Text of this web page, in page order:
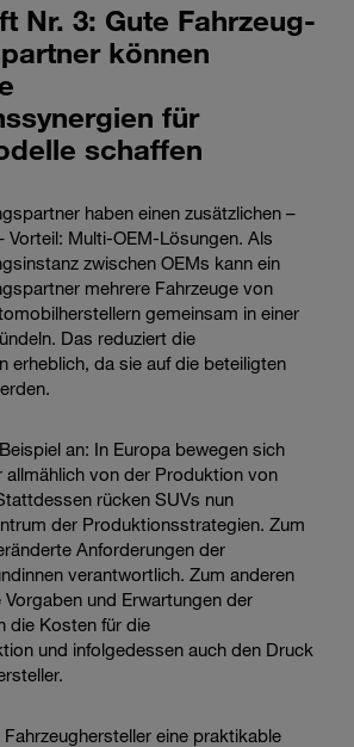
Nr. 3: Gute Fahrzeug-
können
für
schaffen
haben einen zusätzlichen –
Vorteil: Multi-OEM-Lösungen. Als
zwischen OEMs kann ein
mehrere Fahrzeuge von
gemeinsam in einer
Das reduziert die
erheblich, da sie auf die beteiligten
an: In Europa bewegen sich
allmählich von der Produktion von
rücken SUVs nun
der Produktionsstrategien. Zum
Anforderungen der
verantwortlich. Zum anderen
und Erwartungen der
die Kosten für die
und infolgedessen auch den Druck
eine praktikable